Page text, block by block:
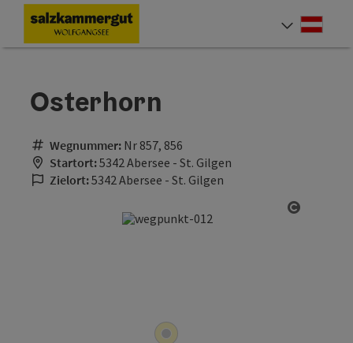
Zum InhaltAccesskey
[0]
Zur NavigationAccesskey
[1]
Zum Seitenanfang
Zur KontaktseiteAccesskey
[3]
Zur SucheAccesskey
[4]
Zur StartseiteAccesskey
[7]
Osterhorn
Wegnummer: Nr 857, 856
Startort:5342 Abersee - St. Gilgen
Zielort:5342 Abersee - St. Gilgen